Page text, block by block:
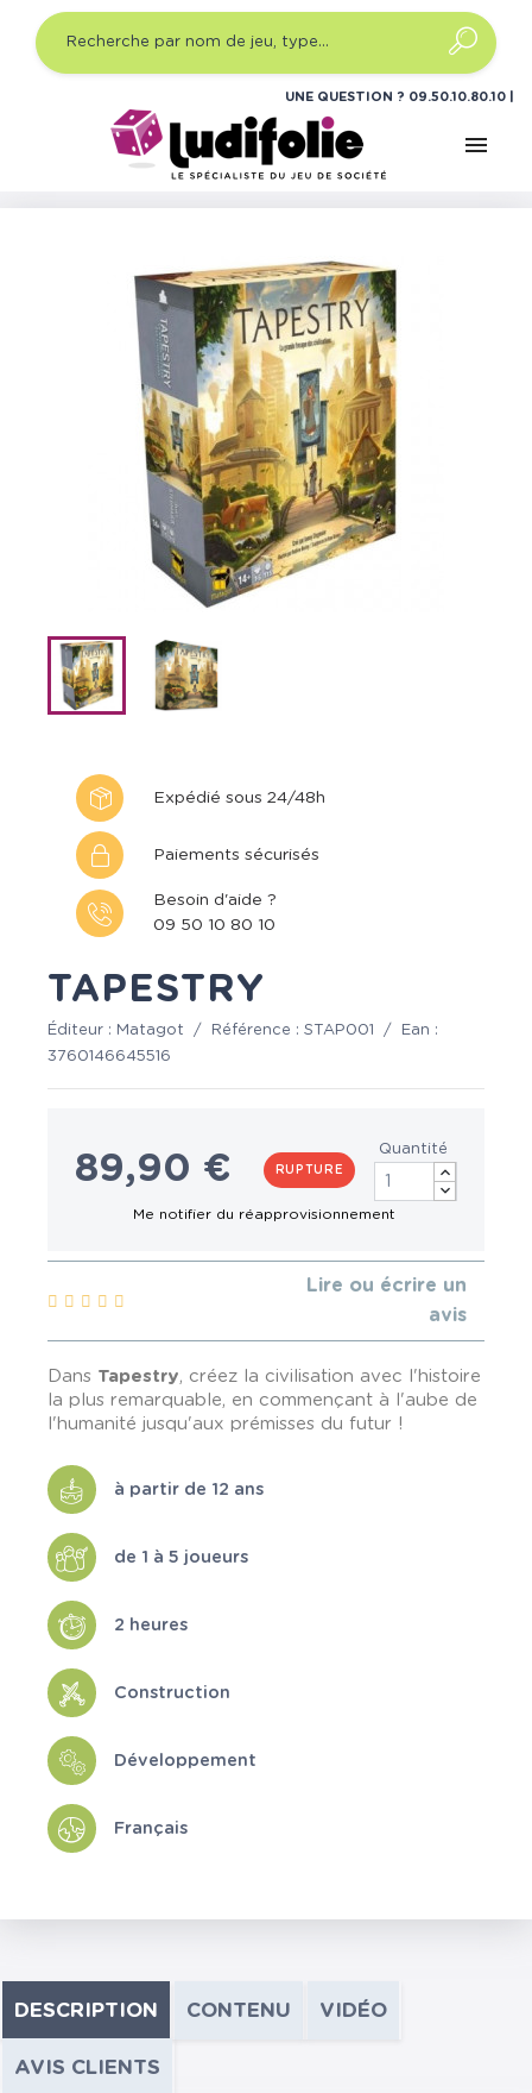
UNE QUESTION ? 09.50.10.80.10
menu
Jeux de société
Jeux de plateau expert
Expédié sous 24/48h
Paiements sécurisés
Besoin d'aide ?
09 50 10 80 10
TAPESTRY
Éditeur : Matagot / Référence : STAP001 /
Ean :
3760146645516
89,90 € RUPTURE
Quantité
Lire ou écrire un
avis
Dans Tapestry, créez la civilisation avec l'histoire
la plus remarquable, en commençant à l'aube de
l'humanité jusqu'aux prémisses du futur !
à partir de 12 ans
de 1 à 5 joueurs
2 heures
Construction
Développement
Français
DESCRIPTION CONTENU VIDÉO
AVIS CLIENTS